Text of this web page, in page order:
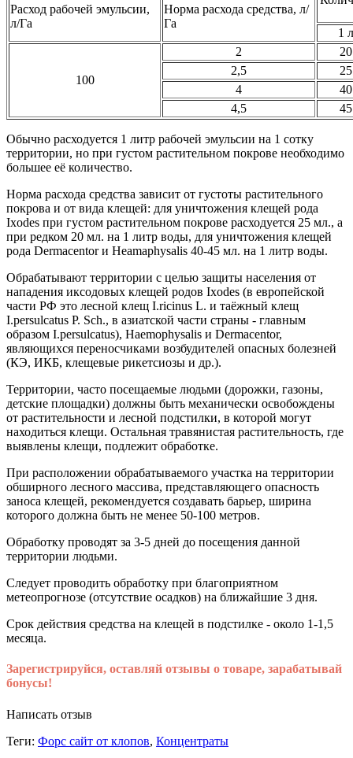
Расход рабочей эмульсии,
л/Га
Норма расхода средства, л/
Га
1 л
100
2
20
2,5
25
4
40
4,5
45
Обычно расходуется 1 литр рабочей эмульсии на 1 сотку
территории, но при густом растительном покрове необходимо
большее её количество.
Норма расхода средства зависит от густоты растительного
покрова и от вида клещей: для уничтожения клещей рода
Ixodes при густом растительном покрове расходуется 25 мл., а
при редком 20 мл. на 1 литр воды, для уничтожения клещей
рода Dermacentor и Heamaphysalis 40-45 мл. на 1 литр воды.
Обрабатывают территории с целью защиты населения от
нападения иксодовых клещей родов Ixodes (в европейской
части РФ это лесной клещ I.ricinus L. и таёжный клещ
I.persulcatus P. Sch., в азиатской части страны - главным
образом I.persulcatus), Haemophysalis и Dermacentor,
являющихся переносчиками возбудителей опасных болезней
(КЭ, ИКБ, клещевые рикетсиозы и др.).
Территории, часто посещаемые людьми (дорожки, газоны,
детские площадки) должны быть механически освобождены
от растительности и лесной подстилки, в которой могут
находиться клещи. Остальная травянистая растительность, где
выявлены клещи, подлежит обработке.
При расположении обрабатываемого участка на территории
обширного лесного массива, представляющего опасность
заноса клещей, рекомендуется создавать барьер, ширина
которого должна быть не менее 50-100 метров.
Обработку проводят за 3-5 дней до посещения данной
территории людьми.
Следует проводить обработку при благоприятном
метеопрогнозе (отсутствие осадков) на ближайшие 3 дня.
Срок действия средства на клещей в подстилке - около 1-1,5
месяца.
Зарегистрируйся, оставляй отзывы о товаре, зарабатывай
бонусы!
Написать отзыв
Теги: Форс сайт от клопов, Концентраты